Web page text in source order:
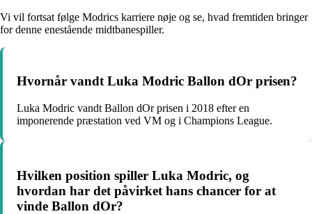
Vi vil fortsat følge Modrics karriere nøje og se, hvad fremtiden bringer
for denne enestående midtbanespiller.
Hvornår vandt Luka Modric Ballon dOr prisen?
Luka Modric vandt Ballon dOr prisen i 2018 efter en
imponerende præstation ved VM og i Champions League.
Hvilken position spiller Luka Modric, og
hvordan har det påvirket hans chancer for at
vinde Ballon dOr?